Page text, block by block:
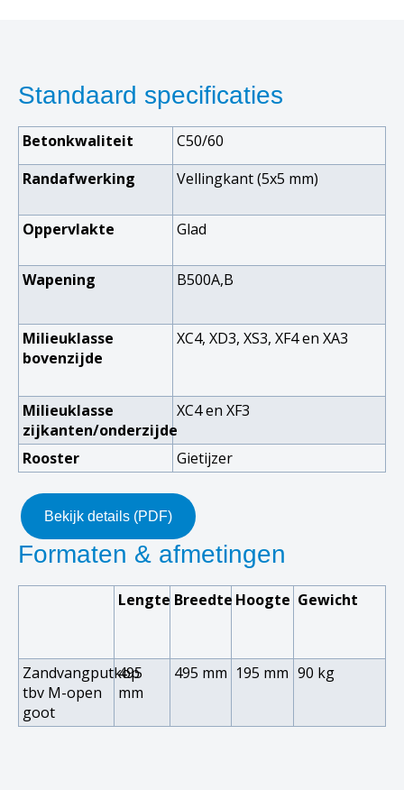
Standaard specificaties
Betonkwaliteit
C50/60
Randafwerking
Vellingkant (5x5 mm)
Oppervlakte Glad
Wapening B500A,B
Milieuklasse
bovenzijde
XC4, XD3, XS3, XF4 en XA3
Milieuklasse
zijkanten/onderzijde
XC4 en XF3
Rooster Gietijzer
Bekijk details (PDF)
Formaten & afmetingen
Lengte Breedte Hoogte Gewicht
Zandvangputkop
tbv M-open
goot
495
mm
495 mm 195 mm 90 kg